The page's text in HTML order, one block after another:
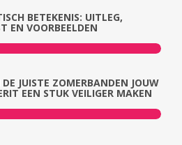
BETEKENIS: UITLEG,
EN VOORBEELDEN
JUISTE ZOMERBANDEN JOUW
EEN STUK VEILIGER MAKEN